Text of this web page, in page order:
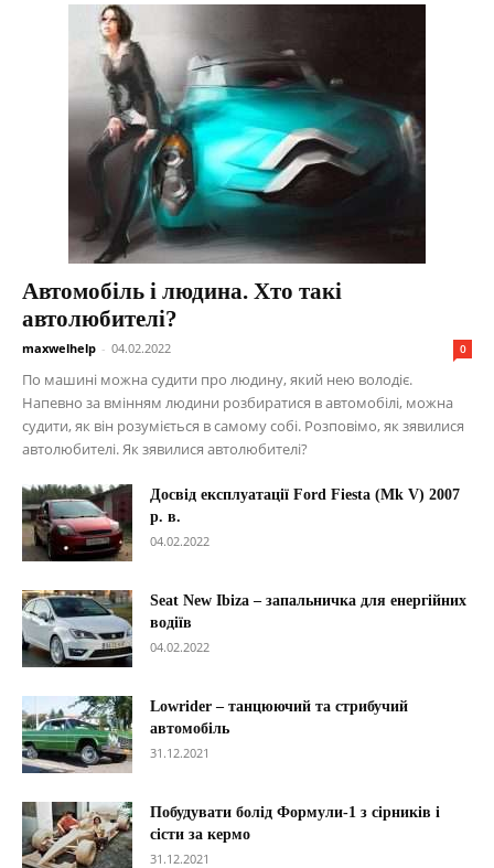
Автомобіль і людина. Хто такі
автолюбителі?
maxwelhelp - 04.02.2022 0
По машині можна судити про людину, який нею володіє.
Напевно за вмінням людини розбиратися в автомобілі, можна
судити, як він розуміється в самому собі. Розповімо, як зявилися
автолюбителі. Як зявилися автолюбителі?
Досвід експлуатації Ford Fiesta (Mk V) 2007
р. в.
04.02.2022
Seat New Ibiza – запальничка для енергійних
водіїв
04.02.2022
Lowrider – танцюючий та стрибучий
автомобіль
31.12.2021
Побудувати болід Формули-1 з сірників і
сісти за кермо
31.12.2021